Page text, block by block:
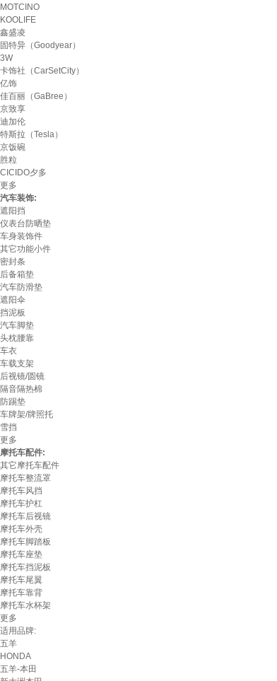
MOTCINO
KOOLIFE
鑫盛凌
固特异（Goodyear）
3W
卡饰社（CarSetCity）
亿饰
佳百丽（GaBree）
京致享
迪加伦
特斯拉（Tesla）
京饭碗
胜粒
CICIDO夕多
更多
汽车装饰:
遮阳挡
仪表台防晒垫
车身装饰件
其它功能小件
密封条
后备箱垫
汽车防滑垫
遮阳伞
挡泥板
汽车脚垫
头枕腰靠
车衣
车载支架
后视镜/圆镜
隔音隔热棉
防踢垫
车牌架/牌照托
雪挡
更多
摩托车配件:
其它摩托车配件
摩托车整流罩
摩托车风挡
摩托车护杠
摩托车后视镜
摩托车外壳
摩托车脚踏板
摩托车座垫
摩托车挡泥板
摩托车尾翼
摩托车靠背
摩托车水杯架
更多
适用品牌:
五羊
HONDA
五羊-本田